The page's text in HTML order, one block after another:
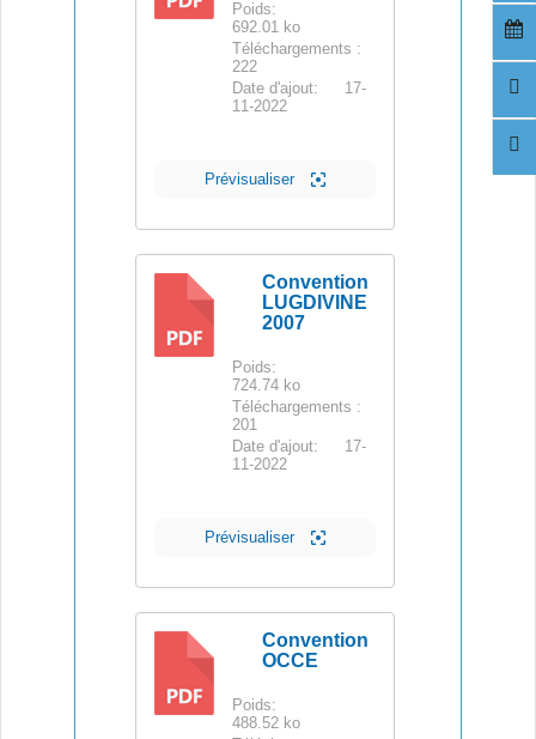
Poids:
692.01 ko
Téléchargements :
222
Date d'ajout:
17-
11-2022
Prévisualiser
PDF
Convention
LUGDIVINE
2007
Poids:
724.74 ko
Téléchargements :
201
Date d'ajout:
17-
11-2022
Prévisualiser
PDF
Convention
OCCE
Poids:
488.52 ko